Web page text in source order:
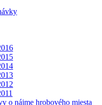
o nájme hrobového miesta